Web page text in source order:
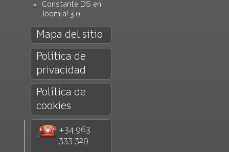
Constante DS en
Joomla! 3.0
Mapa del sitio
Política de
privacidad
Política de
cookies
+34 963
333 329